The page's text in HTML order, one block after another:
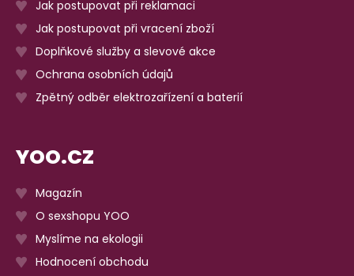
Jak postupovat při reklamaci
Jak postupovat při vracení zboží
Doplňkové služby a slevové akce
Ochrana osobních údajů
Zpětný odběr elektrozařízení a baterií
YOO.CZ
Magazín
O sexshopu YOO
Myslíme na ekologii
Hodnocení obchodu